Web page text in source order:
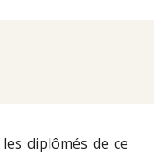
diplômés de ce